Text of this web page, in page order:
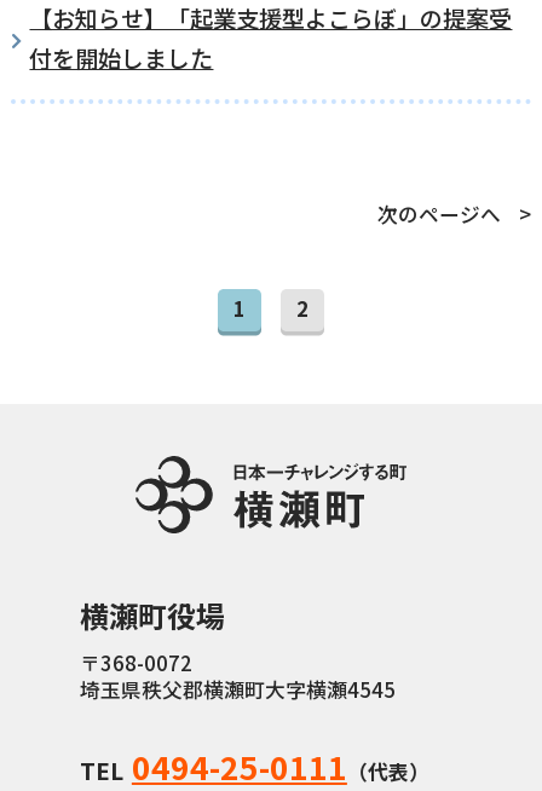
暮らしの便利帳「わかる」
【お知らせ】「起業支援型よこらぼ」の提案受
付を開始しました
次のページへ
1 2
横瀬町役場
〒368-0072
埼玉県秩父郡横瀬町大字横瀬4545
TEL 0494-25-0111 （代表）